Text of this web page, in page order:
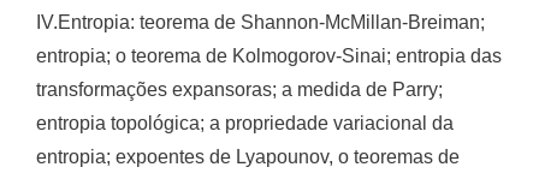
IV.Entropia: teorema de Shannon-McMillan-Breiman;
entropia; o teorema de Kolmogorov-Sinai; entropia das
transformações expansoras; a medida de Parry;
entropia topológica; a propriedade variacional da
entropia; expoentes de Lyapounov, o teoremas de